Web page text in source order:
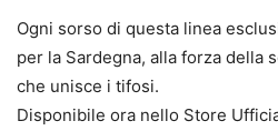
Ogni sorso di questa linea
per la Sardegna, alla forza della
che unisce i tifosi.
Disponibile ora nello Store